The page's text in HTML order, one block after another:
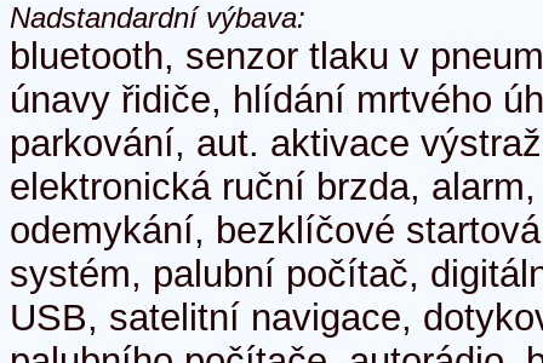
Nadstandardní výbava:
bluetooth, senzor tlaku v
únavy řidiče, hlídání mrtvého
parkování, aut. aktivace
elektronická ruční brzda,
odemykání, bezklíčové
systém, palubní počítač,
USB, satelitní navigace,